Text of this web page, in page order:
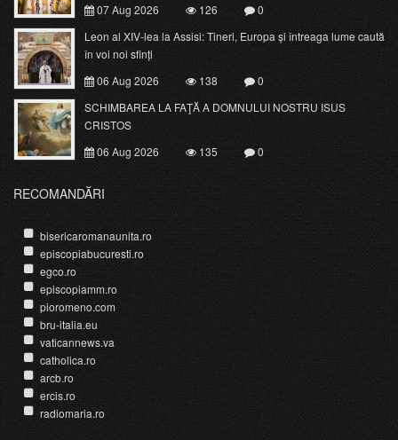
07 Aug 2026
126
0
Leon al XIV-lea la Assisi: Tineri, Europa și întreaga lume caută
în voi noi sfinți
06 Aug 2026
138
0
SCHIMBAREA LA FAŢĂ A DOMNULUI NOSTRU ISUS
CRISTOS
06 Aug 2026
135 0
RECOMANDĂRI
bisericaromanaunita.ro
episcopiabucuresti.ro
egco.ro
episcopiamm.ro
pioromeno.com
bru-italia.eu
vaticannews.va
catholica.ro
arcb.ro
ercis.ro
radiomaria.ro